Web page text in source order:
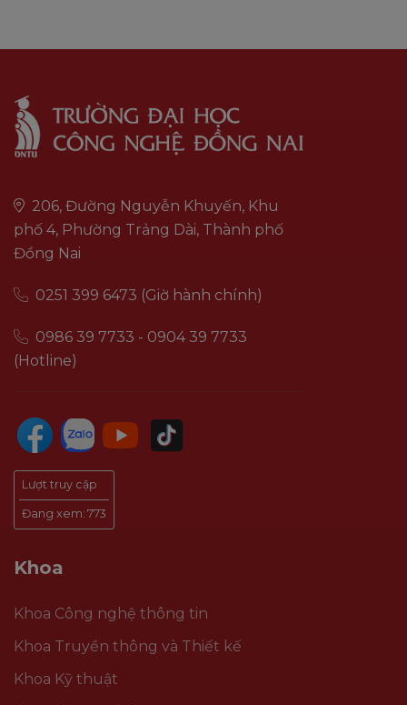
206, Đường Nguyễn Khuyến, Khu
phố 4, Phường Trảng Dài, Thành phố
Đồng Nai
0251 399 6473 (Giờ hành chính)
0986 39 7733 - 0904 39 7733
(Hotline)
Lượt truy cập
Đang xem: 773
Khoa
Khoa Công nghệ thông tin
Khoa Truyền thông và Thiết kế
Khoa Kỹ thuật